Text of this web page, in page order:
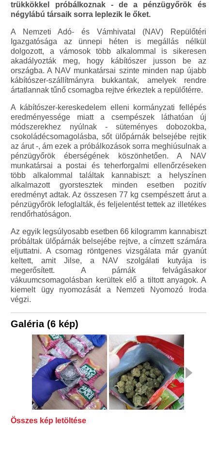
trükkökkel próbálkoznak - de a pénzügyőrök és
négylábú társaik sorra leplezik le őket.
A Nemzeti Adó- és Vámhivatal (NAV) Repülőtéri
Igazgatósága az ünnepi héten is megállás nélkül
dolgozott, a vámosok több alkalommal is sikeresen
akadályozták meg, hogy kábítószer jusson be az
országba. A NAV munkatársai szinte minden nap újabb
kábítószer-szállítmányra bukkantak, amelyek rendre
ártatlannak tűnő csomagba rejtve érkeztek a repülőtérre.
A kábítószer-kereskedelem elleni kormányzati fellépés
eredményessége miatt a csempészek láthatóan új
módszerekhez nyúlnak - süteményes dobozokba,
csokoládécsomagolásba, sőt ülőpárnák belsejébe rejtik
az árut -, ám ezek a próbálkozások sorra meghiúsulnak a
pénzügyőrök éberségének köszönhetően. A NAV
munkatársai a postai és teherforgalmi ellenőrzéseken
több alkalommal találtak kannabiszt: a helyszínen
alkalmazott gyorstesztek minden esetben pozitív
eredményt adtak. Az összesen 77 kg csempészett árut a
pénzügyőrök lefoglalták, és feljelentést tettek az illetékes
rendőrhatóságon.
Az egyik legsúlyosabb esetben 66 kilogramm kannabiszt
próbáltak ülőpárnák belsejébe rejtve, a címzett számára
eljuttatni. A csomag röntgenes vizsgálata már gyanút
keltett, amit Jilse, a NAV szolgálati kutyája is
megerősített. A párnák felvágásakor
vákuumcsomagolásban kerültek elő a tiltott anyagok. A
kiemelt ügy nyomozását a Nemzeti Nyomozó Iroda
végzi.
Galéria (6 kép)
Összes kép letöltése